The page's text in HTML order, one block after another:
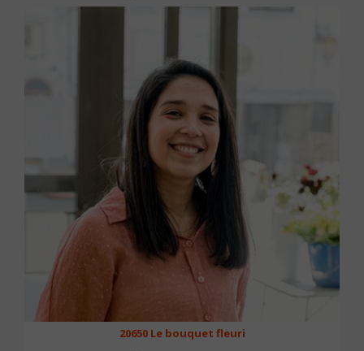
20650 Le bouquet fleuri